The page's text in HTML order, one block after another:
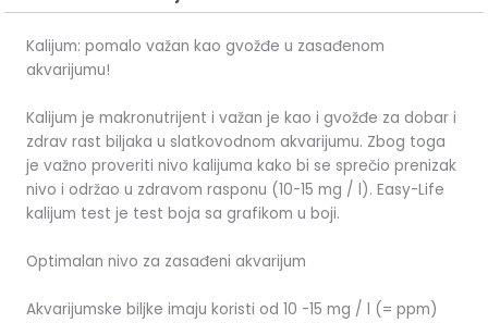
Kalijum: pomalo važan kao gvožđe u zasađenom
akvarijumu!
Kalijum je makronutrijent i važan je kao i gvožđe za dobar i
zdrav rast biljaka u slatkovodnom akvarijumu. Zbog toga
je važno proveriti nivo kalijuma kako bi se sprečio prenizak
nivo i održao u zdravom rasponu (10-15 mg / l). Easy-Life
kalijum test je test boja sa grafikom u boji.
Optimalan nivo za zasađeni akvarijum
Akvarijumske biljke imaju koristi od 10 -15 mg / l (= ppm)